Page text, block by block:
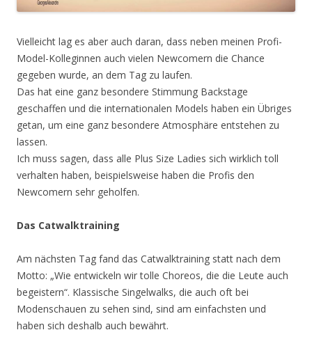
Vielleicht lag es aber auch daran, dass neben meinen Profi-
Model-Kolleginnen auch vielen Newcomern die Chance
gegeben wurde, an dem Tag zu laufen.
Das hat eine ganz besondere Stimmung Backstage
geschaffen und die internationalen Models haben ein Übriges
getan, um eine ganz besondere Atmosphäre entstehen zu
lassen.
Ich muss sagen, dass alle Plus Size Ladies sich wirklich toll
verhalten haben, beispielsweise haben die Profis den
Newcomern sehr geholfen.
Das Catwalktraining
Am nächsten Tag fand das Catwalktraining statt nach dem
Motto: „Wie entwickeln wir tolle Choreos, die die Leute auch
begeistern“. Klassische Singelwalks, die auch oft bei
Modenschauen zu sehen sind, sind am einfachsten und
haben sich deshalb auch bewährt.